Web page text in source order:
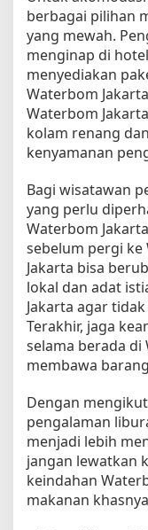
berbagai pilihan
yang mewah.
menginap di
menyediakan
Waterbom
Waterbom
kolam renang
kenyamanan
Bagi wisatawan
yang perlu
Waterbom
sebelum pergi ke
Jakarta bisa
lokal dan adat
Jakarta agar
Terakhir, jaga
selama berada di
membawa
Dengan
pengalaman
menjadi lebih
jangan lewatkan
keindahan
makanan